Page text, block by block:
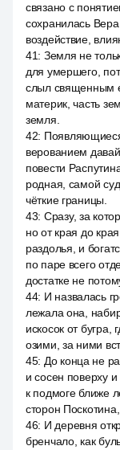
связано с
сохранилась
воздействие,
41: Земля не
для умершего,
слыл священным
материк, часть
земля.
42:
верованием
повести
родная, самой
чёткие границы.
43: Сразу, за
но от края до
раздолья, и
по паре всего
достатке не
44: И назвалась
лежала она,
искосок от бугра,
озими, за ними
45: До конца не
и сосен поверху
к подмоге ближе
сторон
46: И деревня
бренчало, как